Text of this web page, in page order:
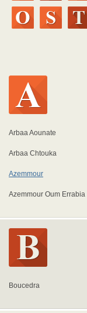
Arbaa Aounate
Arbaa Chtouka
Azemmour
Azemmour Oum Errabia
Boucedra